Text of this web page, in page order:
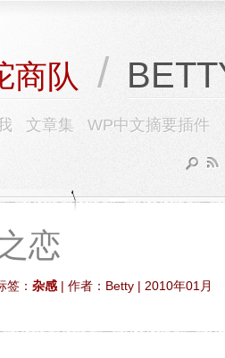
商队 /
文章集 WP中文摘要插件
恋
签： 杂感 | 作者：Betty | 2010年01月